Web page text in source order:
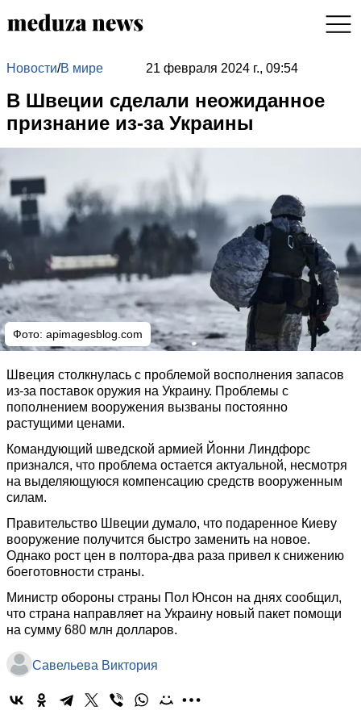
Новости/В мире 21 февраля 2024 г., 09:54
В Швеции сделали неожиданное
признание из-за Украины
Фото: apimagesblog.com
Швеция столкнулась с проблемой восполнения запасов
из-за поставок оружия на Украину. Проблемы с
пополнением вооружения вызваны постоянно
растущими ценами.
Командующий шведской армией Йонни Линдфорс
признался, что проблема остается актуальной, несмотря
на выделяющуюся компенсацию средств вооруженным
силам.
Правительство Швеции думало, что подаренное Киеву
вооружение получится быстро заменить на новое.
Однако рост цен в полтора-два раза привел к снижению
боеготовности страны.
Министр обороны страны Пол Юнсон на днях сообщил,
что страна направляет на Украину новый пакет помощи
на сумму 680 млн долларов.
Савельева Виктория